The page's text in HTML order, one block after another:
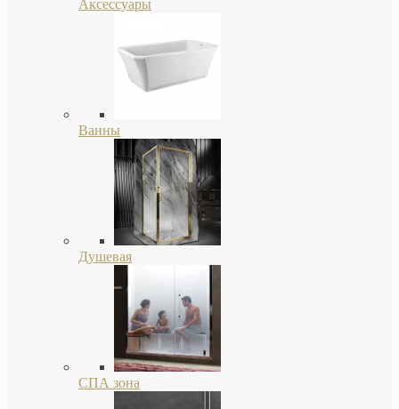
Аксессуары
Ванны
Душевая
СПА зона